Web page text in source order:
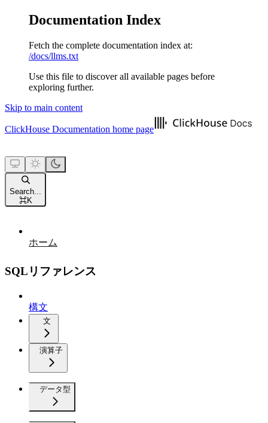
Documentation Index
Fetch the complete documentation index at:
/docs/llms.txt
Use this file to discover all available pages before
exploring further.
Skip to main content
ClickHouse Documentation home page
Search...
⌘K
ホーム
SQLリファレンス
構文
文
演算子
データ型